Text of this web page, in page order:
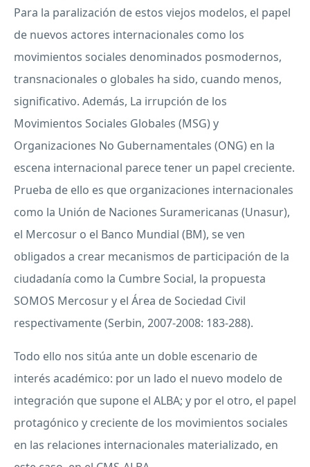
Para la paralización de estos viejos modelos, el papel
de nuevos actores internacionales como los
movimientos sociales denominados posmodernos,
transnacionales o globales ha sido, cuando menos,
significativo. Además, La irrupción de los
Movimientos Sociales Globales (MSG) y
Organizaciones No Gubernamentales (ONG) en la
escena internacional parece tener un papel creciente.
Prueba de ello es que organizaciones internacionales
como la Unión de Naciones Suramericanas (Unasur),
el Mercosur o el Banco Mundial (BM), se ven
obligados a crear mecanismos de participación de la
ciudadanía como la Cumbre Social, la propuesta
SOMOS Mercosur y el Área de Sociedad Civil
respectivamente (Serbin, 2007-2008: 183-288).
Todo ello nos sitúa ante un doble escenario de
interés académico: por un lado el nuevo modelo de
integración que supone el ALBA; y por el otro, el papel
protagónico y creciente de los movimientos sociales
en las relaciones internacionales materializado, en